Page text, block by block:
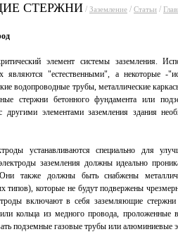
СТЕРЖНИ / Заземление / Статьи /
элемент системы заземления.
являются "естественными", а некоторые -
водопроводные трубы, металлические
стержни бетонного фундамента или
другими элементами заземления здания
устанавливаются специально для
заземления должны идеально
также должны быть снабжены
типов), которые не будут подвержены
включают в себя заземляющие
кольца из медного провода, проложенные
подземные газовые трубы или алюминиевые